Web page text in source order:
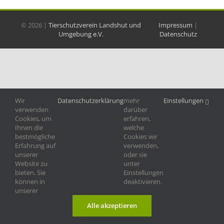
©2026 |Tierschutzverein Landshut und
Umgebung e.V.
Impressum |
Datenschutz
Wir
verwenden
Cookies, um
Ihnen die
bestmögliche
Erfahrung auf
unserer
Website zu
bieten. Sie
können in
unserer
Datenschutzerklärungmehr
darüber
erfahren,
welche
Cookies wir
verwenden,
oder sie
unter
Einstellungen
deaktivieren.
Einstellungen
Alle akzeptieren